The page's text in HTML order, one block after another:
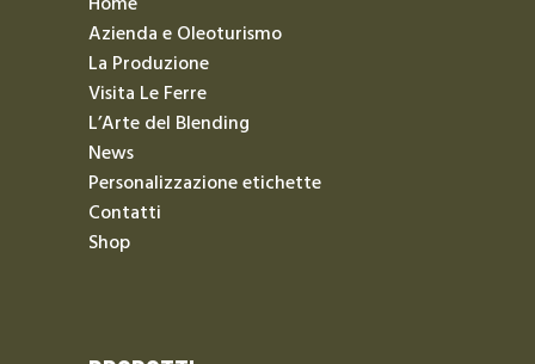
Azienda e Oleoturismo
La Produzione
Visita Le Ferre
L’Arte del Blending
News
Personalizzazione etichette
Contatti
Shop